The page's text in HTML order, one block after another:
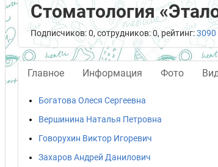
Стоматология
Подписчиков: 0, сотрудников: 0, рейтинг:3090
Главное Информация Фото
Богатова Олеся Сергеевна
Вершинина Наталья Петровна
Говорухин Виктор Игоревич
Захаров Андрей Данилович